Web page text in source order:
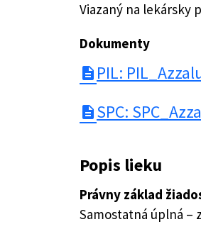
Viazaný na lekársky
Dokumenty
description PIL:
description SPC:
Popis lieku
Právny základ
Samostatná úplná –